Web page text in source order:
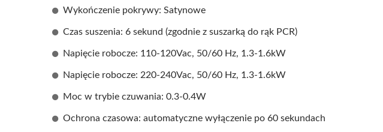
Wykończenie pokrywy: Satynowe
Czas suszenia: 6 sekund (zgodnie z suszarką do rąk PCR)
Napięcie robocze: 110-120Vac, 50/60 Hz, 1.3-1.6kW
Napięcie robocze: 220-240Vac, 50/60 Hz, 1.3-1.6kW
Moc w trybie czuwania: 0.3-0.4W
Ochrona czasowa: automatyczne wyłączenie po 60 sekundach